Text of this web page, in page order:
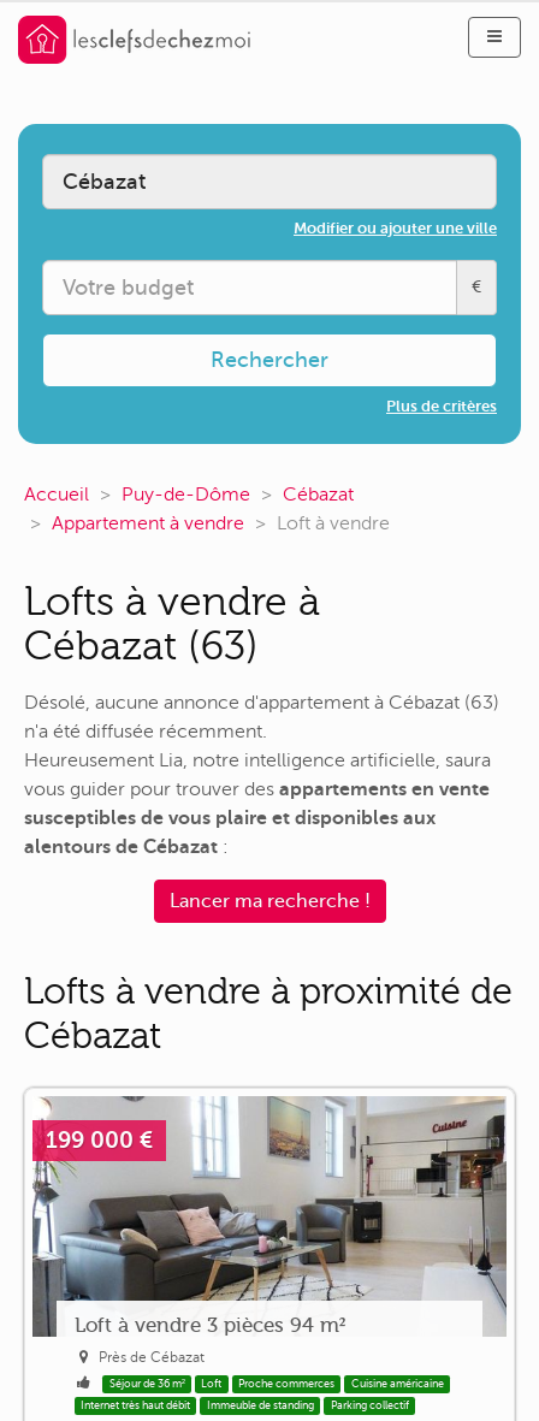
Modifier ou ajouter une ville
€
Rechercher
Plus de critères
Accueil Puy-de-Dôme
Cébazat
Appartement à vendre
Loft à vendre
Lofts à vendre à
Cébazat (63)
Désolé, aucune annonce d'appartement à Cébazat (63)
n'a été diffusée récemment.
Heureusement Lia, notre intelligence artificielle, saura
vous guider pour trouver des appartements en vente
susceptibles de vous plaire et disponibles aux
alentours de Cébazat :
Lancer ma recherche !
Lofts à vendre à proximité de
Cébazat
199 000 €
Loft à vendre 3 pièces 94 m²
Près de Cébazat
Séjour de 36 m² Loft Proche commerces
Cuisine américaine
Internet très haut débit
Immeuble de standing Parking collectif